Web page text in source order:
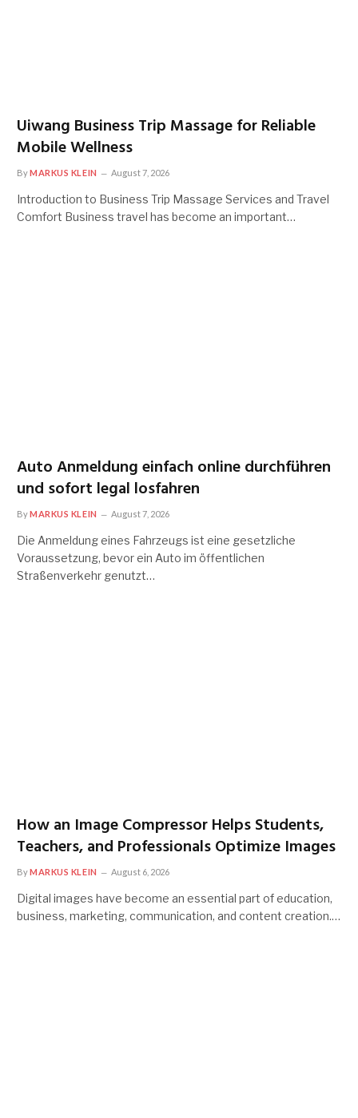
Uiwang Business Trip Massage for Reliable
Mobile Wellness
ByMARKUS KLEIN August 7, 2026
Introduction to Business Trip Massage Services and Travel
Comfort Business travel has become an important…
Auto Anmeldung einfach online durchführen
und sofort legal losfahren
ByMARKUS KLEIN August 7, 2026
Die Anmeldung eines Fahrzeugs ist eine gesetzliche
Voraussetzung, bevor ein Auto im öffentlichen
Straßenverkehr genutzt…
How an Image Compressor Helps Students,
Teachers, and Professionals Optimize Images
ByMARKUS KLEIN August 6, 2026
Digital images have become an essential part of education,
business, marketing, communication, and content creation.…